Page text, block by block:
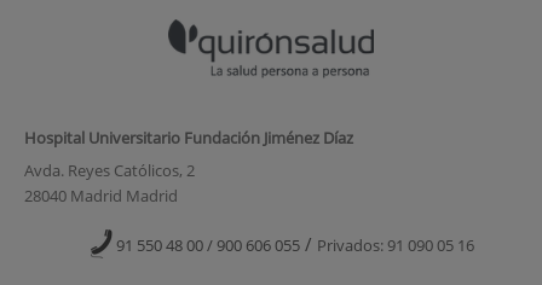
Hospital Universitario Fundación Jiménez Díaz
Avda. Reyes Católicos, 2
28040 Madrid Madrid
91 550 48 00 / 900 606 055 / Privados: 91 090 05 16